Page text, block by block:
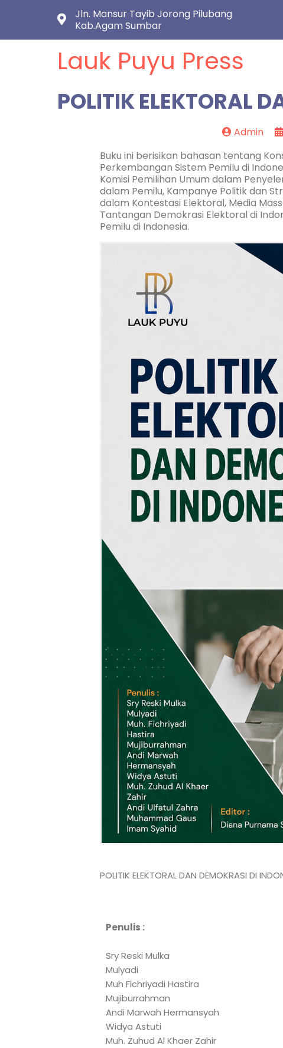
Jln. Mansur Tayib Jorong Pilubang
Kab.Agam Sumbar
Lauk Puyu Press
POLITIK ELEKTORAL
Admin
Buku ini berisikan bahasan tentang
Perkembangan Sistem Pemilu di
Komisi Pemilihan Umum dalam
dalam Pemilu, Kampanye Politik dan
dalam Kontestasi Elektoral, Media
Tantangan Demokrasi Elektoral di
Pemilu di Indonesia.
POLITIK ELEKTORAL DAN DEMOKRASI DI
Penulis :
Sry Reski Mulka
Mulyadi
Muh Fichriyadi Hastira
Mujiburrahman
Andi Marwah Hermansyah
Widya Astuti
Muh. Zuhud Al Khaer Zahir